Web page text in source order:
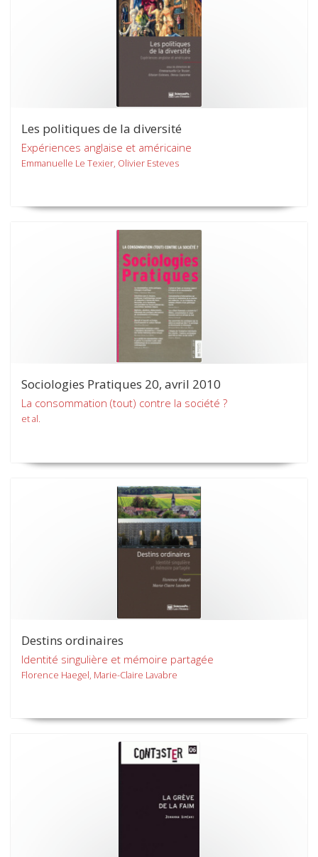
Les politiques de la diversité
Expériences anglaise et américaine
Emmanuelle Le Texier, Olivier Esteves
Sociologies Pratiques 20, avril 2010
La consommation (tout) contre la société ?
et al.
Destins ordinaires
Identité singulière et mémoire partagée
Florence Haegel, Marie-Claire Lavabre